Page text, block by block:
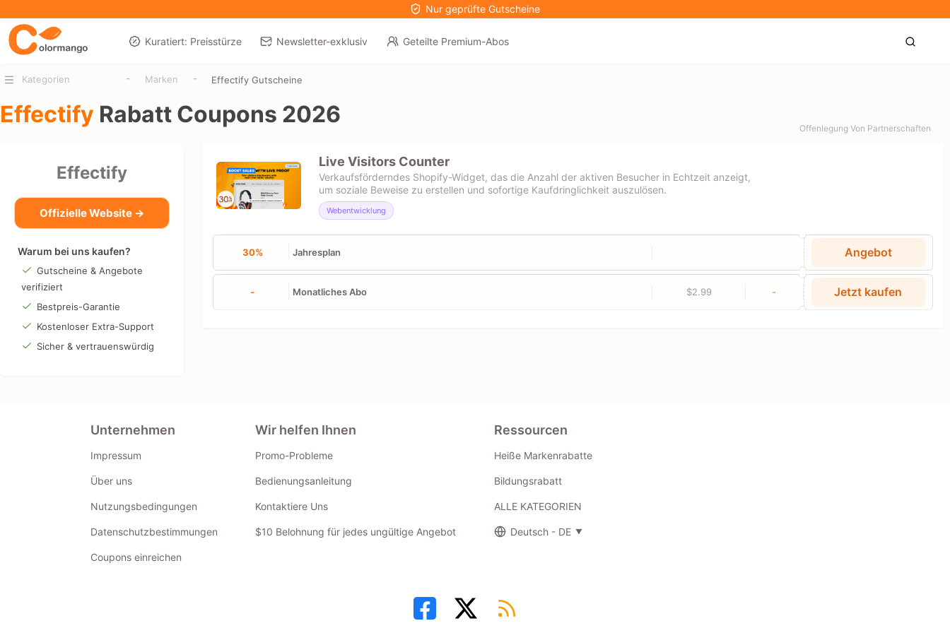
Nur geprüfte Gutscheine
Kuratiert: Preisstürze Newsletter-exklusiv Geteilte Premium-Abos
Kategorien - Marken - Effectify Gutscheine
Effectify Rabatt Coupons 2026
Offenlegung Von Partnerschaften
Effectify
Offizielle Website →
Warum bei uns kaufen?
Gutscheine & Angebote
verifiziert
Bestpreis-Garantie
Kostenloser Extra-Support
Sicher & vertrauenswürdig
Live Visitors Counter
Verkaufsförderndes Shopify-Widget, das die Anzahl der aktiven Besucher in Echtzeit anzeigt,
um soziale Beweise zu erstellen und sofortige Kaufdringlichkeit auszulösen.
Webentwicklung
30% Jahresplan Angebot
- Monatliches Abo $2.99 - Jetzt kaufen
Unternehmen
Impressum
Über uns
Nutzungsbedingungen
Datenschutzbestimmungen
Coupons einreichen
Wir helfen Ihnen
Promo-Probleme
Bedienungsanleitung
Kontaktiere Uns
$10 Belohnung für jedes ungültige Angebot
Ressourcen
Heiße Markenrabatte
Bildungsrabatt
ALLE KATEGORIEN
Deutsch - DE